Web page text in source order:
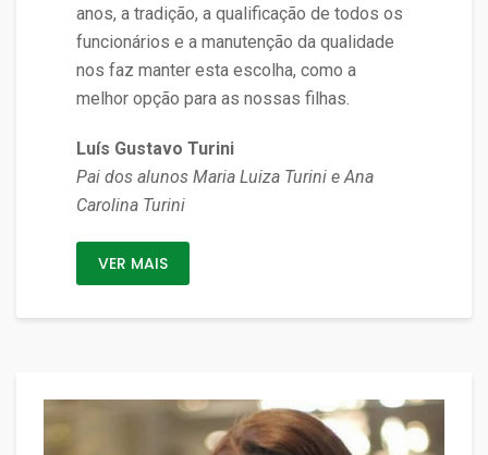
anos, a tradição, a qualificação de todos os
funcionários e a manutenção da qualidade
nos faz manter esta escolha, como a
melhor opção para as nossas filhas.
Luís Gustavo Turini
Pai dos alunos Maria Luiza Turini e Ana
Carolina Turini
VER MAIS